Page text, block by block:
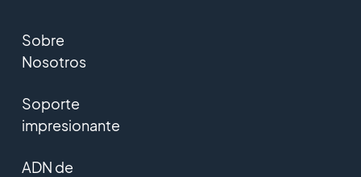
Sobre
Nosotros
Soporte
impresionante
ADN de